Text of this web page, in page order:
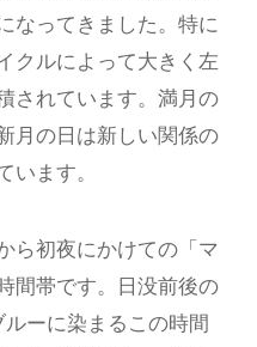
なってきました。特に
クルによって大きく左
されています。満月の
月の日は新しい関係の
います。
ら初夜にかけての「マ
間帯です。日没前後の
ーに染まるこの時間